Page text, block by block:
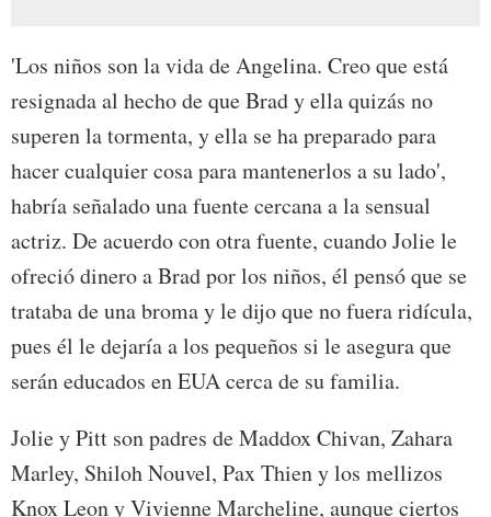
'Los niños son la vida de Angelina. Creo que está
resignada al hecho de que Brad y ella quizás no
superen la tormenta, y ella se ha preparado para
hacer cualquier cosa para mantenerlos a su lado',
habría señalado una fuente cercana a la sensual
actriz. De acuerdo con otra fuente, cuando Jolie le
ofreció dinero a Brad por los niños, él pensó que se
trataba de una broma y le dijo que no fuera ridícula,
pues él le dejaría a los pequeños si le asegura que
serán educados en EUA cerca de su familia.
Jolie y Pitt son padres de Maddox Chivan, Zahara
Marley, Shiloh Nouvel, Pax Thien y los mellizos
Knox Leon y Vivienne Marcheline, aunque ciertos